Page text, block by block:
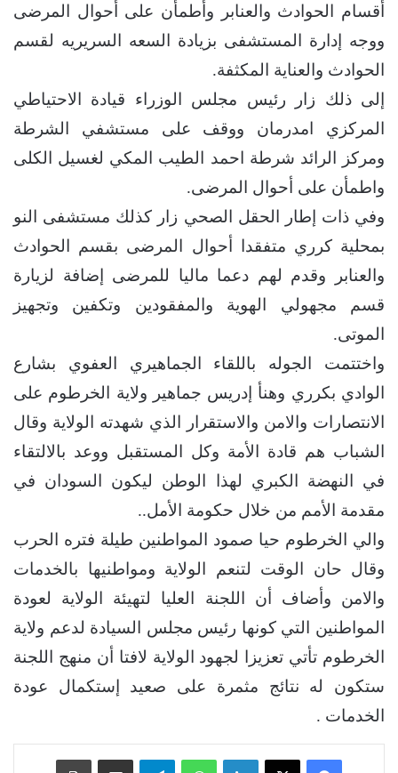
أقسام الحوادث والعنابر وأطمأن على أحوال المرضى
ووجه إدارة المستشفى بزيادة السعه السريريه لقسم
الحوادث والعناية المكثفة.
إلى ذلك زار رئيس مجلس الوزراء قيادة الاحتياطي
المركزي امدرمان ووقف على مستشفي الشرطة
ومركز الرائد شرطة احمد الطيب المكي لغسيل الكلى
واطمأن على أحوال المرضى.
وفي ذات إطار الحقل الصحي زار كذلك مستشفى النو
بمحلية كرري متفقدا أحوال المرضى بقسم الحوادث
والعنابر وقدم لهم دعما ماليا للمرضى إضافة لزيارة
قسم مجهولي الهوية والمفقودين وتكفين وتجهيز
الموتى.
واختتمت الجوله باللقاء الجماهيري العفوي بشارع
الوادي بكرري وهنأ إدريس جماهير ولاية الخرطوم على
الانتصارات والامن والاستقرار الذي شهدته الولاية وقال
الشباب هم قادة الأمة وكل المستقبل ووعد بالالتقاء
في النهضة الكبري لهذا الوطن ليكون السودان في
مقدمة الأمم من خلال حكومة الأمل..
والي الخرطوم حيا صمود المواطنين طيلة فتره الحرب
وقال حان الوقت لتنعم الولاية ومواطنيها بالخدمات
والامن وأضاف أن اللجنة العليا لتهيئة الولاية لعودة
المواطنين التي كونها رئيس مجلس السيادة لدعم ولاية
الخرطوم تأتي تعزيزا لجهود الولاية لافتا أن منهج اللجنة
ستكون له نتائج مثمرة على صعيد إستكمال عودة
الخدمات .
فيسبوك ‫X لينكدإن واتساب تيلقرام